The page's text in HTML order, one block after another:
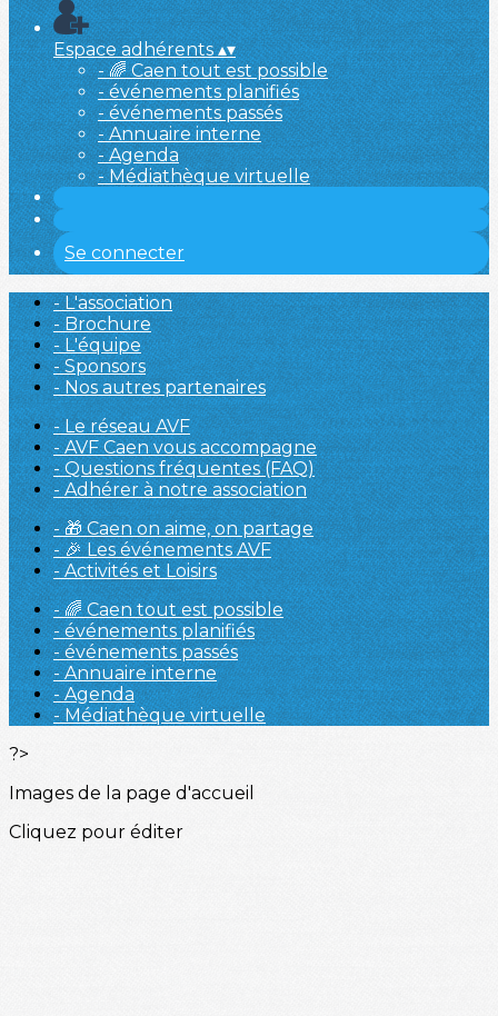
Espace adhérents▴▾
- 🌈 Caen tout est possible
- événements planifiés
- événements passés
- Annuaire interne
- Agenda
- Médiathèque virtuelle
Se connecter
- L'association
- Brochure
- L'équipe
- Sponsors
- Nos autres partenaires
- Le réseau AVF
- AVF Caen vous accompagne
- Questions fréquentes (FAQ)
- Adhérer à notre association
- 🎁 Caen on aime, on partage
- 🎉 Les événements AVF
- Activités et Loisirs
- 🌈 Caen tout est possible
- événements planifiés
- événements passés
- Annuaire interne
- Agenda
- Médiathèque virtuelle
?>
Images de la page d'accueil
Cliquez pour éditer